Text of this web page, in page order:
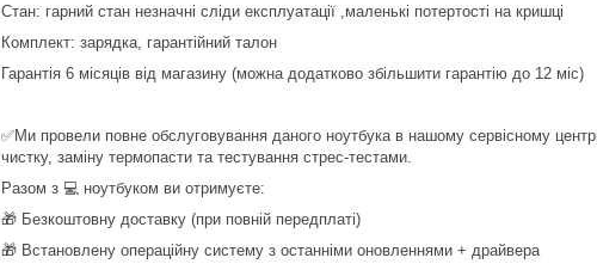
Стан: гарний стан незначні сліди експлуатації ,маленькі потертості на кришці
Комплект: зарядка, гарантійний талон
Гарантія 6 місяців від магазину (можна додатково збільшити гарантію до 12 міс)
✅Ми провели повне обслуговування даного ноутбука в нашому сервісному
чистку, заміну термопасти та тестування стрес-тестами.
Разом з 💻 ноутбуком ви отримуєте:
🎁 Безкоштовну доставку (при повній передплаті)
🎁 Встановлену операційну систему з останніми оновленнями + драйвера